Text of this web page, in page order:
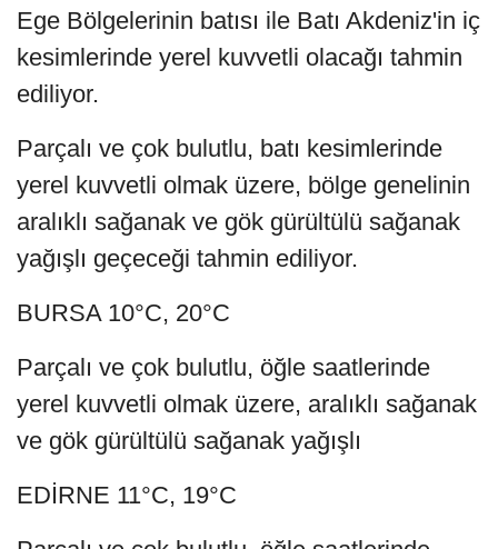
Ege Bölgelerinin batısı ile Batı Akdeniz'in iç
kesimlerinde yerel kuvvetli olacağı tahmin
ediliyor.
Parçalı ve çok bulutlu, batı kesimlerinde
yerel kuvvetli olmak üzere, bölge genelinin
aralıklı sağanak ve gök gürültülü sağanak
yağışlı geçeceği tahmin ediliyor.
BURSA 10°C, 20°C
Parçalı ve çok bulutlu, öğle saatlerinde
yerel kuvvetli olmak üzere, aralıklı sağanak
ve gök gürültülü sağanak yağışlı
EDİRNE 11°C, 19°C